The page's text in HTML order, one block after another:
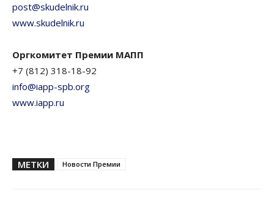
post@skudelnik.ru
www.skudelnik.ru
Оргкомитет Премии МАПП
+7 (812) 318-18-92
info@iapp-spb.org
www.iapp.ru
МЕТКИ Новости Премии